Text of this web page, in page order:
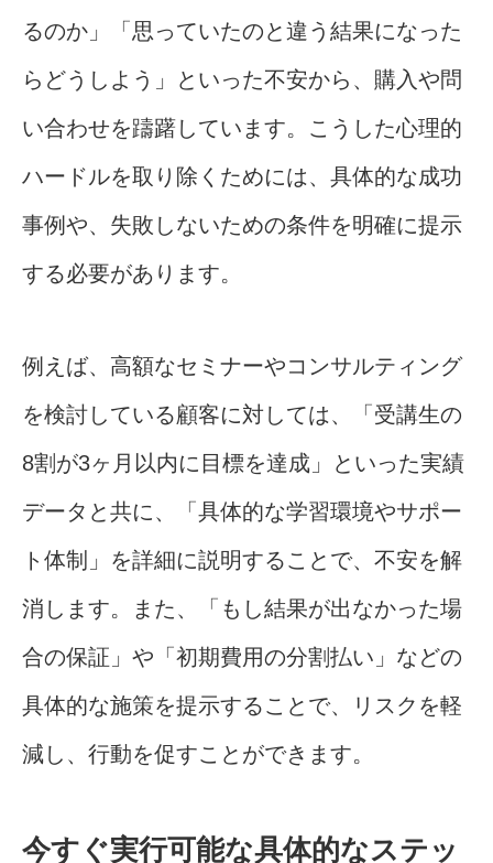
るのか」「思っていたのと違う結果になった
らどうしよう」といった不安から、購入や問
い合わせを躊躇しています。こうした心理的
ハードルを取り除くためには、具体的な成功
事例や、失敗しないための条件を明確に提示
する必要があります。
例えば、高額なセミナーやコンサルティング
を検討している顧客に対しては、「受講生の
8割が3ヶ月以内に目標を達成」といった実績
データと共に、「具体的な学習環境やサポー
ト体制」を詳細に説明することで、不安を解
消します。また、「もし結果が出なかった場
合の保証」や「初期費用の分割払い」などの
具体的な施策を提示することで、リスクを軽
減し、行動を促すことができます。
今すぐ実行可能な具体的なステッ